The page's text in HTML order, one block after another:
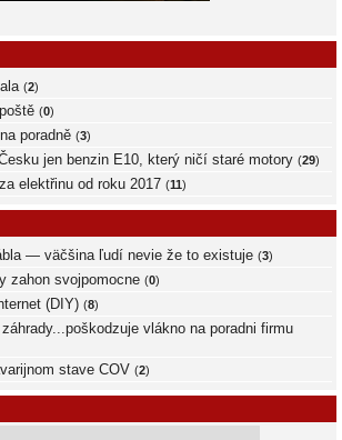
(2)
(0)
poradně (3)
jen benzin E10, který ničí staré motory (29)
elektřinu od roku 2017 (11)
— väčšina ľudí nevie že to existuje (3)
zahon svojpomocne (0)
(DIY) (8)
vlákno na poradni firmu
stave COV (2)